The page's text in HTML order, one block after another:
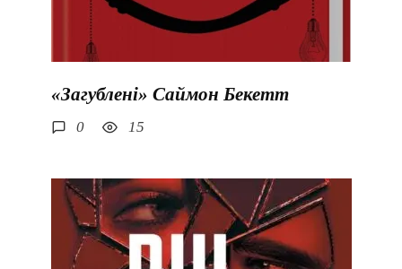
«Загублені» Саймон Бекетт
0 15